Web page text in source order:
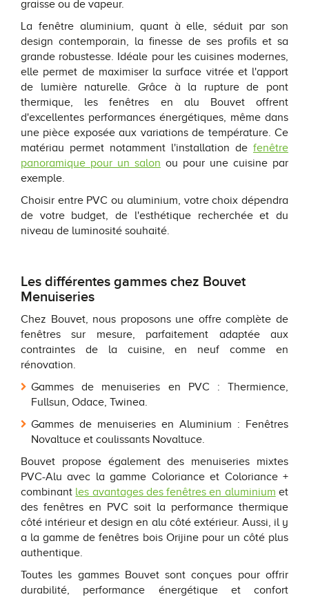
graisse ou de vapeur.
La fenêtre aluminium, quant à elle, séduit par son
design contemporain, la finesse de ses profils et sa
grande robustesse. Idéale pour les cuisines modernes,
elle permet de maximiser la surface vitrée et l'apport
de lumière naturelle. Grâce à la rupture de pont
thermique, les fenêtres en alu Bouvet offrent
d'excellentes performances énergétiques, même dans
une pièce exposée aux variations de température. Ce
matériau permet notamment l'installation de fenêtre
panoramique pour un salon ou pour une cuisine par
exemple.
Choisir entre PVC ou aluminium, votre choix dépendra
de votre budget, de l'esthétique recherchée et du
niveau de luminosité souhaité.
Les différentes gammes chez Bouvet
Menuiseries
Chez Bouvet, nous proposons une offre complète de
fenêtres sur mesure, parfaitement adaptée aux
contraintes de la cuisine, en neuf comme en
rénovation.
Gammes de menuiseries en PVC : Thermience,
Fullsun, Odace, Twinea.
Gammes de menuiseries en Aluminium : Fenêtres
Novaltuce et coulissants Novaltuce.
Bouvet propose également des menuiseries mixtes
PVC-Alu avec la gamme Coloriance et Coloriance +
combinant les avantages des fenêtres en aluminium et
des fenêtres en PVC soit la performance thermique
côté intérieur et design en alu côté extérieur. Aussi, il y
a la gamme de fenêtres bois Orijine pour un côté plus
authentique.
Toutes les gammes Bouvet sont conçues pour offrir
durabilité, performance énergétique et confort